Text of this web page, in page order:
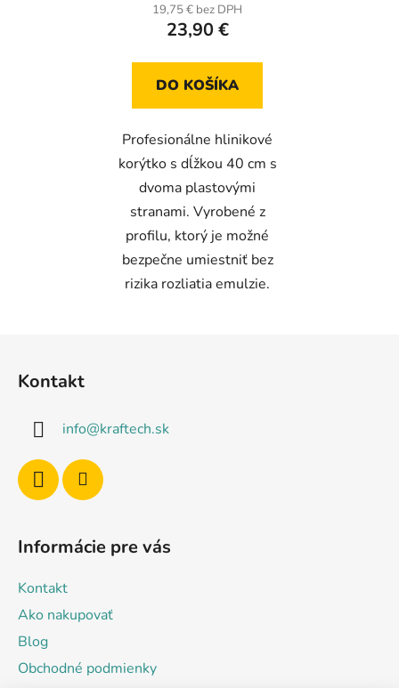
19,75 € bez DPH
23,90 €
DO KOŠÍKA
Profesionálne hlinikové
korýtko s dĺžkou 40 cm s
dvoma plastovými
stranami. Vyrobené z
profilu, ktorý je možné
bezpečne umiestniť bez
rizika rozliatia emulzie.
Kontakt
info@kraftech.sk
Informácie pre vás
Kontakt
Ako nakupovať
Blog
Obchodné podmienky